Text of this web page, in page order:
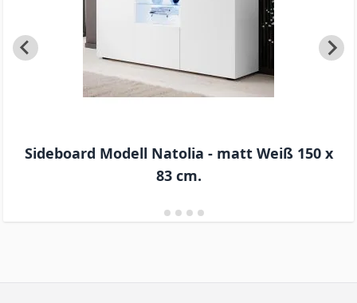
Sideboard Modell Natolia - matt Weiß 150 x
83 cm.